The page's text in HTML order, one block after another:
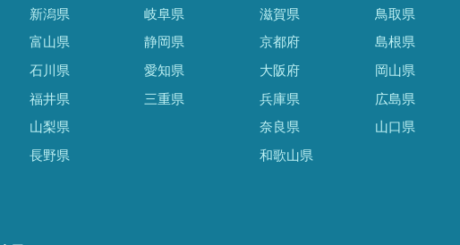
新潟県
富山県
石川県
福井県
山梨県
長野県
岐阜県
静岡県
愛知県
三重県
滋賀県
京都府
大阪府
兵庫県
奈良県
和歌山県
鳥取県
島根県
岡山県
広島県
山口県